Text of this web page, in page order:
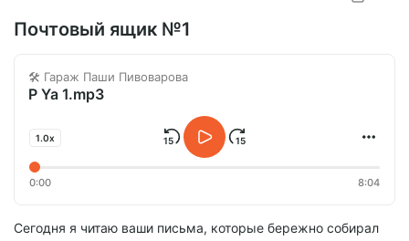
Почтовый ящик №1
🛠️ Гараж Паши Пивоварова
P Ya 1.mp3
1.0x
0:00 8:04
Сегодня я читаю ваши письма, которые бережно собирал